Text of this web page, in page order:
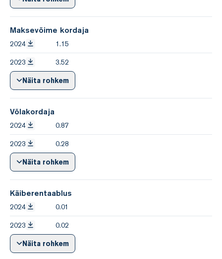
Maksevõime kordaja
2024 1.15
2023 3.52
Näita rohkem
Võlakordaja
2024 0.87
2023 0.28
Näita rohkem
Käiberentaablus
2024 0.01
2023 0.02
Näita rohkem